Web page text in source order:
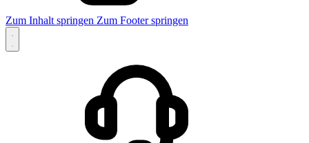
Zum Inhalt springen Zum Footer springen